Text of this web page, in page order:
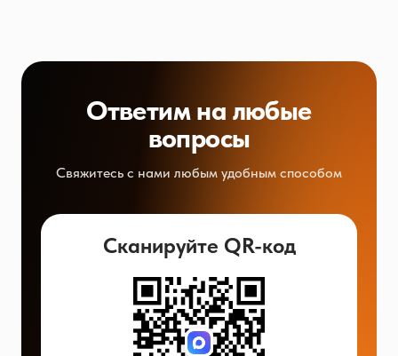
Ответим на любые
вопросы
Свяжитесь с нами любым удобным способом
Сканируйте QR-код